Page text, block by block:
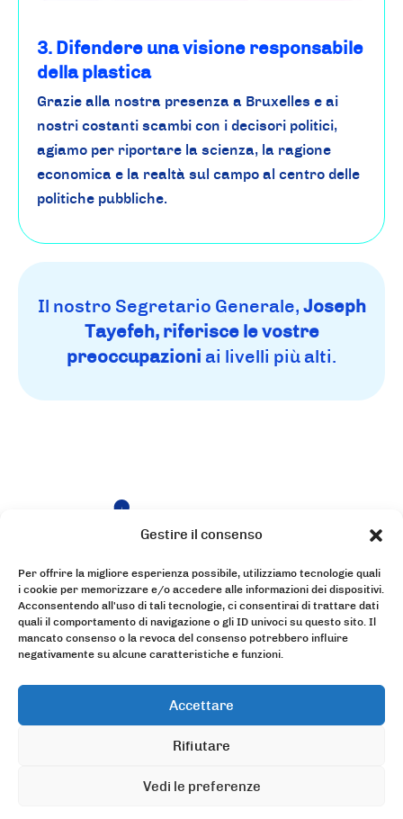
Gestire il consenso
Per offrire la migliore esperienza possibile, utilizziamo tecnologie quali
i cookie per memorizzare e/o accedere alle informazioni dei dispositivi.
Acconsentendo all'uso di tali tecnologie, ci consentirai di trattare dati
quali il comportamento di navigazione o gli ID univoci su questo sito. Il
mancato consenso o la revoca del consenso potrebbero influire
negativamente su alcune caratteristiche e funzioni.
Accettare
Rifiutare
Vedi le preferenze
3. Difendere una visione responsabile
della plastica
Grazie alla nostra presenza a Bruxelles e ai
nostri costanti scambi con i decisori politici,
agiamo per riportare la scienza, la ragione
economica e la realtà sul campo al centro delle
politiche pubbliche.
Il nostro Segretario Generale, Joseph
Tayefeh, riferisce le vostre
preoccupazioni ai livelli più alti.
L'organizzazione I nostri servizi
Le nostre
novità
Entra a far
parte del
68 Avenue du Général Leclerc
72000 LE MANS